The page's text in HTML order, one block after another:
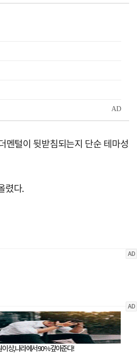
털이 뒷받침되는지 단순 테마성
렸다.